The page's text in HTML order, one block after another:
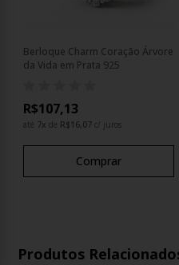
Berloque Charm Coração Árvore
da Vida em Prata 925
R$107,13
até 7x de R$16,07c/ juros
Comprar
Produtos